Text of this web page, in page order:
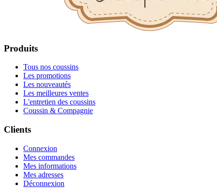
Produits
Tous nos coussins
Les promotions
Les nouveautés
Les meilleures ventes
L'entretien des coussins
Coussin & Compagnie
Clients
Connexion
Mes commandes
Mes informations
Mes adresses
Déconnexion